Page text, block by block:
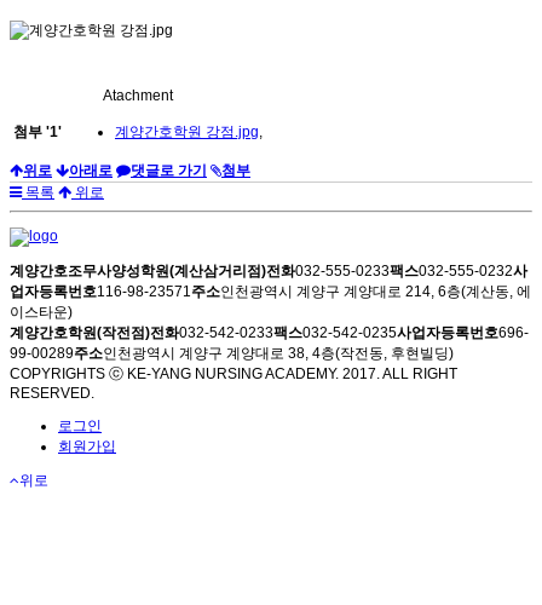
Atachment
첨부 '1' 계양간호학원 강점.jpg,
위로 아래로 댓글로 가기
첨부
목록
위로
계양간호조무사양성학원(계산삼거리점)전화032-555-0233팩스032-555-0232사
업자등록번호116-98-23571주소인천광역시 계양구 계양대로 214, 6층(계산동, 에
이스타운)
계양간호학원(작전점)전화032-542-0233팩스032-542-0235사업자등록번호696-
99-00289주소인천광역시 계양구 계양대로 38, 4층(작전동, 후현빌딩)
COPYRIGHTS ⓒ KE-YANG NURSING ACADEMY. 2017. ALL RIGHT
RESERVED.
로그인
회원가입
위로